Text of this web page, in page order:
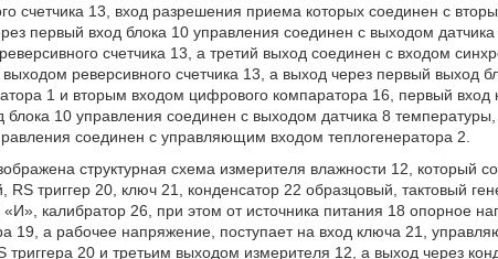
счетчика 13, вход разрешения приема которых соединен с
первый вход блока 10 управления соединен с выходом
счетчика 13, а третий выход соединен с входом
реверсивного счетчика 13, а выход через первый выход
1 и вторым входом цифрового компаратора 16, первый вход
блока 10 управления соединен с выходом датчика 8
соединен с управляющим входом теплогенератора 2.
структурная схема измерителя влажности 12, который
RS триггер 20, ключ 21, конденсатор 22 образцовый, тактовый
калибратор 26, при этом от источника питания 18 опорное
19, а рабочее напряжение, поступает на вход ключа 21,
триггера 20 и третьим выходом измерителя 12, а выход через